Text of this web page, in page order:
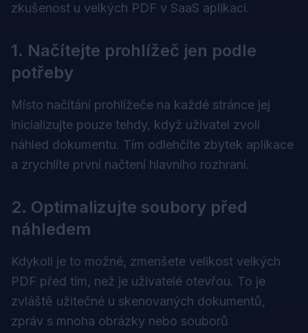
zkušenost u velkých PDF v SaaS aplikaci.
1. Načítejte prohlížeč jen podle
potřeby
Místo načítání prohlížeče na každé stránce jej
inicializujte pouze tehdy, když uživatel zvolí
náhled dokumentu. Tím odlehčíte zbytek aplikace
a zrychlíte první načtení hlavního rozhraní.
2. Optimalizujte soubory před
náhledem
Kdykoli je to možné, zmenšete velikost velkých
PDF před tím, než je uživatelé otevřou. To je
zvláště užitečné u skenovaných dokumentů,
zpráv s mnoha obrázky nebo souborů